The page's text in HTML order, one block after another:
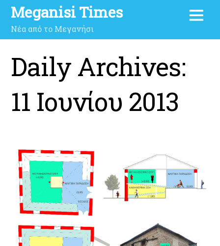
Meganisi Times
Νέα από το Μεγανήσι
Daily Archives:
11 Ιουνίου 2013